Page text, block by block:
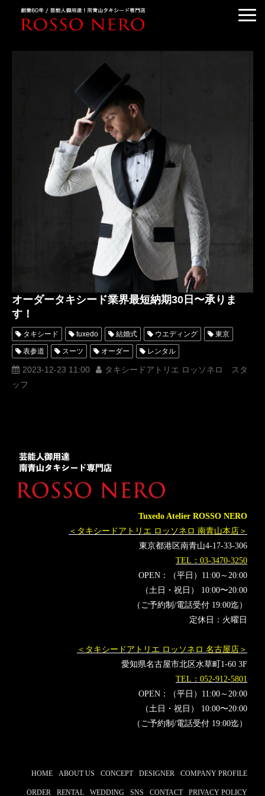
TUXEDO RENTAL
TUXEDO RANKING
KIMONO DRESS
CUSTOMER'S VOICE
COLUMN &BLOG
ABOUT US
ACCESS
オーダータキシード業界最短納期30日〜承りま
す！
タキシード tuxedo 結婚式 ウエディング 東京
表参道 スーツ オーダー レンタル
オーダータキシード レンタルタキシード ロッソネロ
人気
タキシードオーダー東京
タキシード靴 青山
最短 最速 納期
2023-12-23 11:00
タキシードアトリエ ロッソネロ スタ
ッフ
Tuxedo Atelier ROSSO NERO
＜タキシードアトリエ ロッソネロ 南青山本店＞
東京都港区南青山4-17-33-306
TEL：03-3470-3250
OPEN：（平日）11:00～20:00
（土日・祝日） 10:00〜20:00
（ご予約制/電話受付 19:00迄）
定休日：火曜日
＜タキシードアトリエ ロッソネロ 名古屋店＞
愛知県名古屋市北区水草町1-60 3F
TEL：052-912-5801
OPEN：（平日）11:00～20:00
（土日・祝日） 10:00〜20:00
（ご予約制/電話受付 19:00迄）
HOME ABOUT US CONCEPT DESIGNER COMPANY PROFILE
ORDER RENTAL WEDDING SNS CONTACT PRIVACY POLICY